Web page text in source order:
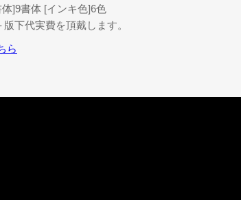
]9書体 [インキ色]6色
下代実費を頂戴します。
ら